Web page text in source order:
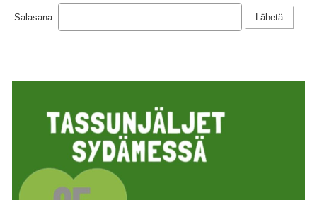
Salasana: